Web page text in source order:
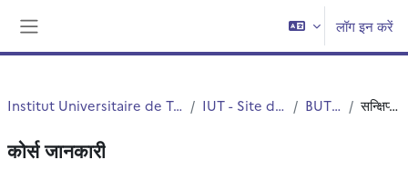
लॉग इन करें
Institut Universitaire de Technologie (IUT) IUT - Site de Roubaix BUT STID सन्क्षिप्त विवरण
कोर्स जानकारी